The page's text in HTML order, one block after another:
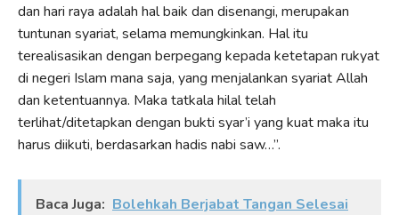
dan hari raya adalah hal baik dan disenangi, merupakan
tuntunan syariat, selama memungkinkan. Hal itu
terealisasikan dengan berpegang kepada ketetapan rukyat
di negeri Islam mana saja, yang menjalankan syariat Allah
dan ketentuannya. Maka tatkala hilal telah
terlihat/ditetapkan dengan bukti syar’i yang kuat maka itu
harus diikuti, berdasarkan hadis nabi saw…”.
Baca Juga: Bolehkah Berjabat Tangan Selesai